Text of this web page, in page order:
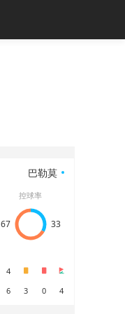
巴勒莫
控球率
67 33
4
6 3 0 4